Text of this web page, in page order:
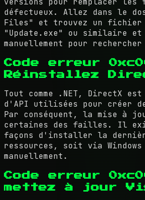
défectueux. Allez dans le
Files" et trouvez un fichier
"Update.exe" ou similaire et
manuellement pour
Code erreur
Réinstallez
Tout comme .NET, DirectX est
d'API utilisées pour créer
Par conséquent, la mise à
certaines des failles. Il
façons d'installer la
ressources, soit via
manuellement.
Code erreur
mettez à jour